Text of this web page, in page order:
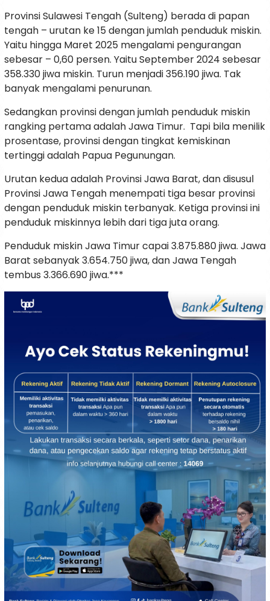
Provinsi Sulawesi Tengah (Sulteng) berada di papan
tengah – urutan ke 15 dengan jumlah penduduk miskin.
Yaitu hingga Maret 2025 mengalami pengurangan
sebesar – 0,60 persen. Yaitu September 2024 sebesar
358.330 jiwa miskin. Turun menjadi 356.190 jiwa. Tak
banyak mengalami penurunan.
Sedangkan provinsi dengan jumlah penduduk miskin
rangking pertama adalah Jawa Timur. Tapi bila menilik
prosentase, provinsi dengan tingkat kemiskinan
tertinggi adalah Papua Pegunungan.
Urutan kedua adalah Provinsi Jawa Barat, dan disusul
Provinsi Jawa Tengah menempati tiga besar provinsi
dengan penduduk miskin terbanyak. Ketiga provinsi ini
penduduk miskinnya lebih dari tiga juta orang.
Penduduk miskin Jawa Timur capai 3.875.880 jiwa. Jawa
Barat sebanyak 3.654.750 jiwa, dan Jawa Tengah
tembus 3.366.690 jiwa.***